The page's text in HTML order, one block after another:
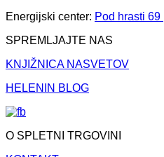
Energijski center: Pod hrasti
SPREMLJAJTE NAS
KNJIŽNICA NASVETOV
HELENIN BLOG
O SPLETNI TRGOVINI